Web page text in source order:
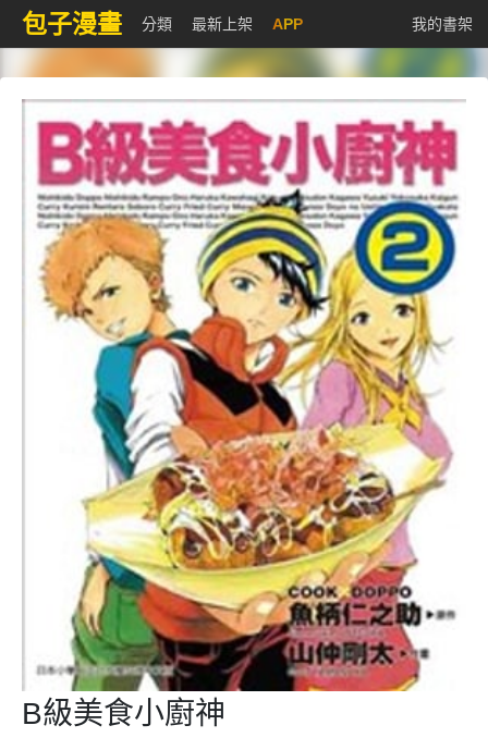
包子漫畫 分類 最新上架 APP 我的書架
B級美食小廚神